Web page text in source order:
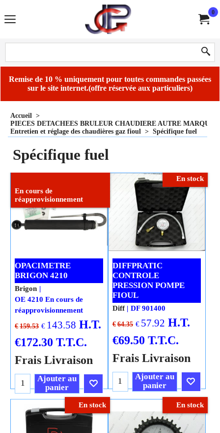
0
Remise de 10 % uniquement pour toutes commandes passées
sur le site internet.(offre réservée aux particuliers)
Accueil >
PIECES DETACHEES BRULEUR CHAUDIERE AUTRE MARQUE
Entretien et réglage des chaudières gaz fioul > Spécifique fuel
Spécifique fuel
En cours de
réapprovisionnement
OPACIMETRE
BRIGON 4210
€ 159.53 € 143.58 H.T.
€172.30 T.T.C.
Frais Livraison
Brigon
OE 4210 En cours de
réapprovisionnement
Ajouter au
panier
Cliquez ici
En stock
DIFFPRATIC
CONTROLE
PRESSION POMPE
FIOUL
€ 64.35 € 57.92 H.T.
€69.50 T.T.C.
Frais Livraison
Diff DF 901400
Ajouter au
panier
Cliquez ici
En stock En stock